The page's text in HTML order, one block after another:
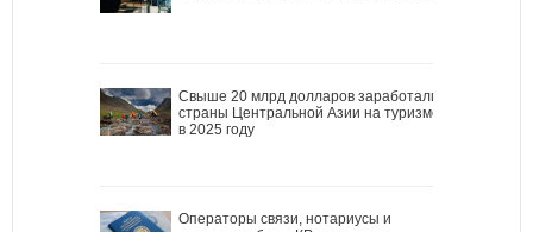
Свыше 20 млрд долларов заработали
страны Центральной Азии на туризме
в 2025 году
Операторы связи, нотариусы и